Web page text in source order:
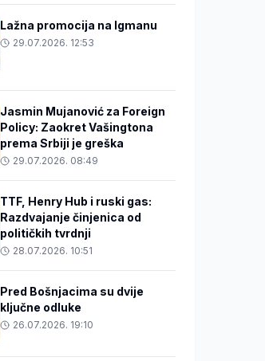
Lažna promocija na Igmanu
29.07.2026. 12:53
Jasmin Mujanović za Foreign
Policy: Zaokret Vašingtona
prema Srbiji je greška
29.07.2026. 08:49
TTF, Henry Hub i ruski gas:
Razdvajanje činjenica od
političkih tvrdnji
28.07.2026. 10:51
Pred Bošnjacima su dvije
ključne odluke
26.07.2026. 19:10